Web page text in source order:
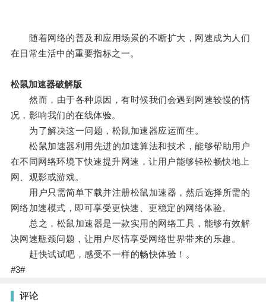
随着网络的普及和应用场景的不断扩大，网速成为人们
在日常生活中的重要指标之一。
松鼠加速器破解版
然而，由于各种原因，有时候我们会遇到网速较慢的情
况，影响我们的在线体验。
为了解决这一问题，松鼠加速器应运而生。
松鼠加速器利用先进的加速算法和技术，能够帮助用户
在不同网络环境下快速提升网速，让用户能够轻松畅快地上
网、观影或游戏。
用户只需简单下载并注册松鼠加速器，然后选择所需的
网络加速模式，即可享受更快速、更稳定的网络体验。
总之，松鼠加速器是一款实用的网络工具，能够有效解
决网速瓶颈问题，让用户尽情享受网络世界带来的乐趣。
赶快试试吧，感受不一样的畅快体验！。
#3#
评论